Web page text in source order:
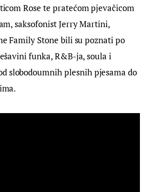
Rose te pratećom pjevačicom
saksofonist Jerry Martini,
Family Stone bili su poznati po
funka, R&B-ja, soula i
slobodoumnih plesnih pjesama do